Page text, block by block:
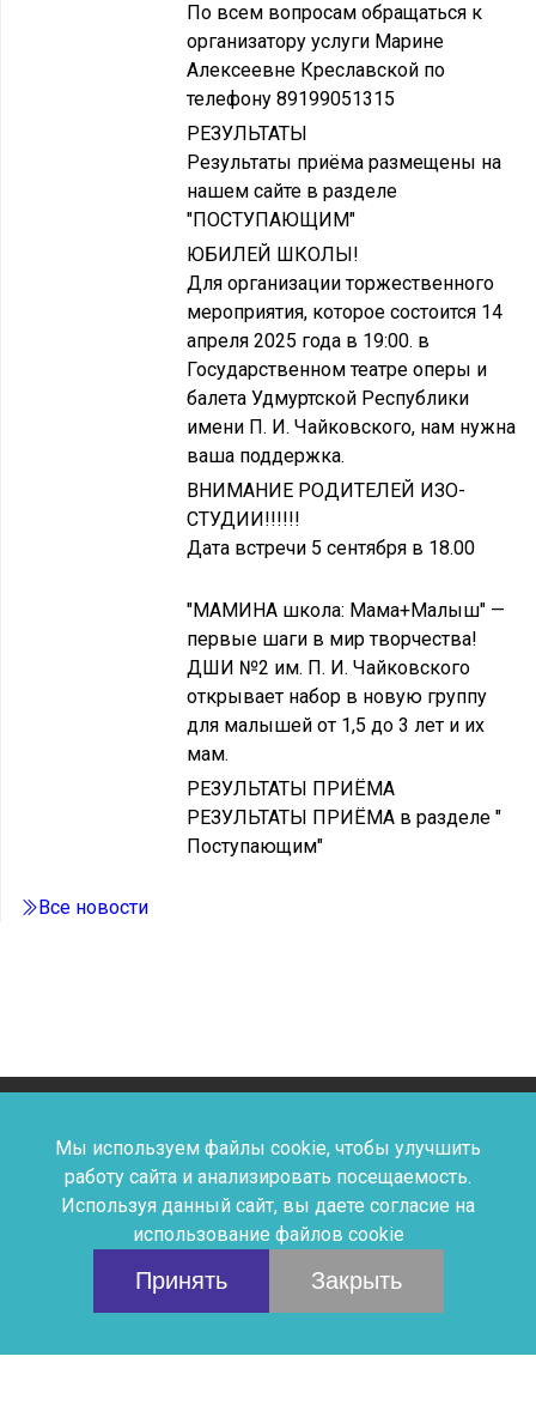
По всем вопросам обращаться к
организатору услуги Марине
Алексеевне Креславской по
телефону 89199051315
РЕЗУЛЬТАТЫ
Результаты приёма размещены на
нашем сайте в разделе
"ПОСТУПАЮЩИМ"
ЮБИЛЕЙ ШКОЛЫ!
Для организации торжественного
мероприятия, которое состоится 14
апреля 2025 года в 19:00. в
Государственном театре оперы и
балета Удмуртской Республики
имени П. И. Чайковского, нам нужна
ваша поддержка.
ВНИМАНИЕ РОДИТЕЛЕЙ ИЗО-
СТУДИИ!!!!!!
Дата встречи 5 сентября в 18.00
"МАМИНА школа: Мама+Малыш" —
первые шаги в мир творчества!
ДШИ №2 им. П. И. Чайковского
открывает набор в новую группу
для малышей от 1,5 до 3 лет и их
мам.
РЕЗУЛЬТАТЫ ПРИЁМА
РЕЗУЛЬТАТЫ ПРИЁМА в разделе "
Поступающим"
Все новости
Дыши Искусством © Детская
Школа Искусств №2
Мы используем файлы cookie, чтобы улучшить
работу сайта и анализировать посещаемость.
Используя данный сайт, вы даете согласие на
использование файлов cookie
Принять Закрыть